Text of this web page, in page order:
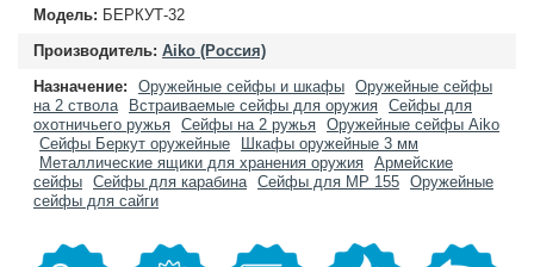
Модель: БЕРКУТ-32
Производитель: Aiko (Россия)
Назначение:
Оружейные сейфы и шкафы Оружейные сейфы
на 2 ствола
Встраиваемые сейфы для оружия Сейфы для
охотничьего ружья Сейфы на 2 ружья Оружейные сейфы Aiko
Сейфы Беркут оружейные
Шкафы оружейные 3 мм
Металлические ящики для хранения оружия Армейские
сейфы Сейфы для карабина Сейфы для МР 155 Оружейные
сейфы для сайги